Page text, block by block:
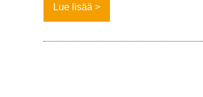
Lue lisää